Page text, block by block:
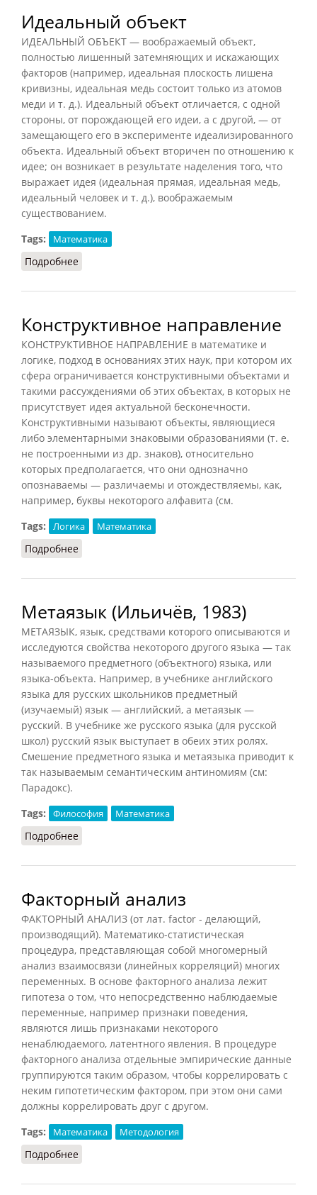
Идеальный объект
ИДЕАЛЬНЫЙ ОБЪЕКТ — воображаемый объект,
полностью лишенный затемняющих и искажающих
факторов (например, идеальная плоскость лишена
кривизны, идеальная медь состоит только из атомов
меди и т. д.). Идеальный объект отличается, с одной
стороны, от порождающей его идеи, а с другой, — от
замещающего его в эксперименте идеализированного
объекта. Идеальный объект вторичен по отношению к
идее; он возникает в результате наделения того, что
выражает идея (идеальная прямая, идеальная медь,
идеальный человек и т. д.), воображаемым
существованием.
Tags:
Математика
Подробнее
Конструктивное направление
КОНСТРУКТИВНОЕ НАПРАВЛЕНИЕ в математике и
логике, подход в основаниях этих наук, при котором их
сфера ограничивается конструктивными объектами и
такими рассуждениями об этих объектах, в которых не
присутствует идея актуальной бесконечности.
Конструктивными называют объекты, являющиеся
либо элементарными знаковыми образованиями (т. е.
не построенными из др. знаков), относительно
которых предполагается, что они однозначно
опознаваемы — различаемы и отождествляемы, как,
например, буквы некоторого алфавита (см.
Tags:
Логика Математика
Подробнее
Метаязык (Ильичёв, 1983)
МЕТАЯЗЫК, язык, средствами которого описываются и
исследуются свойства некоторого другого языка — так
называемого предметного (объектного) языка, или
языка-объекта. Например, в учебнике английского
языка для русских школьников предметный
(изучаемый) язык — английский, а метаязык —
русский. В учебнике же русского языка (для русской
школ) русский язык выступает в обеих этих ролях.
Смешение предметного языка и метаязыка приводит к
так называемым семантическим антиномиям (см:
Парадокс).
Tags:
Философия Математика
Подробнее
Факторный анализ
ФАКТОРНЫЙ АНАЛИЗ (от лат. factor - делающий,
производящий). Математико-статистическая
процедура, представляющая собой многомерный
анализ взаимосвязи (линейных корреляций) многих
переменных. В основе факторного анализа лежит
гипотеза о том, что непосредственно наблюдаемые
переменные, например признаки поведения,
являются лишь признаками некоторого
ненаблюдаемого, латентного явления. В процедуре
факторного анализа отдельные эмпирические данные
группируются таким образом, чтобы коррелировать с
неким гипотетическим фактором, при этом они сами
должны коррелировать друг с другом.
Tags:
Математика Методология
Подробнее